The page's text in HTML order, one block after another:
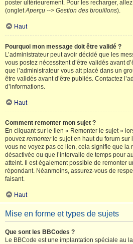
poster ultérieurement. Pour les recharger,
(ongletAperçu --> Gestion des brouillons).
Haut
Pourquoi mon message doit être validé ?
L’administrateur peut avoir décidé que les
vous postez nécessitent d’être validés avant
que l’administrateur vous ait placé dans un
être validés avant d’être publiés. Contactez
d’informations.
Haut
Comment remonter mon sujet ?
En cliquant sur le lien « Remonter le sujet »
pouvez remonterle sujet en haut du forum sur
vous ne voyez pas ce lien, cela signifie que la
désactivée ou que l’intervalle de temps pour
atteint. Il est également possible de remonter
répondant. Néanmoins, assurez-vous de
faisant.
Haut
Mise en forme et types de sujets
Que sont les BBCodes ?
Le BBCode est une implantation spéciale au